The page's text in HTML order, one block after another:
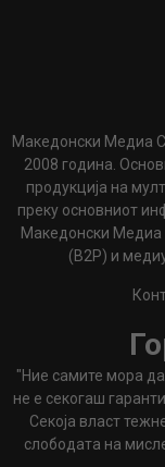
Македонски Медиа
2008 година.
продукција на
преку основниот
Македонски Медиа
(B2P) и
"Ние самите мора
не е секогаш
Секоја власт
слободата на